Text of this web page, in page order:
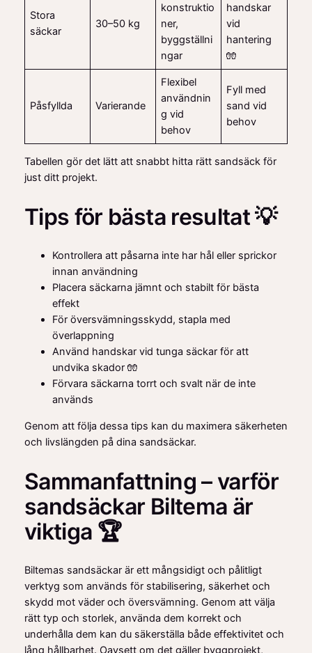
Stora
säckar
30–50 kg
konstruktio
ner,
byggställni
ngar
handskar
vid
hantering
🧤
Påsfyllda Varierande
Flexibel
användnin
g vid
behov
Fyll med
sand vid
behov
Tabellen gör det lätt att snabbt hitta rätt sandsäck för
just ditt projekt.
Tips för bästa resultat 💡
Kontrollera att påsarna inte har hål eller sprickor
innan användning
Placera säckarna jämnt och stabilt för bästa
effekt
För översvämningsskydd, stapla med
överlappning
Använd handskar vid tunga säckar för att
undvika skador 🧤
Förvara säckarna torrt och svalt när de inte
används
Genom att följa dessa tips kan du maximera säkerheten
och livslängden på dina sandsäckar.
Sammanfattning – varför
sandsäckar Biltema är
viktiga 🏆
Biltemas sandsäckar är ett mångsidigt och pålitligt
verktyg som används för stabilisering, säkerhet och
skydd mot väder och översvämning. Genom att välja
rätt typ och storlek, använda dem korrekt och
underhålla dem kan du säkerställa både effektivitet och
lång hållbarhet. Oavsett om det gäller byggprojekt,